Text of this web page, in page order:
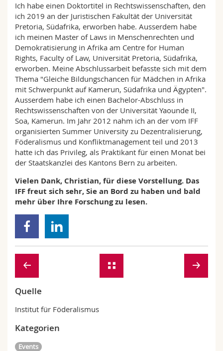
Ich habe einen Doktortitel in Rechtswissenschaften, den
ich 2019 an der Juristischen Fakultät der Universität
Pretoria, Südafrika, erworben habe. Ausserdem habe
ich meinen Master of Laws in Menschenrechten und
Demokratisierung in Afrika am Centre for Human
Rights, Faculty of Law, Universität Pretoria, Südafrika,
erworben. Meine Abschlussarbeit befasste sich mit dem
Thema "Gleiche Bildungschancen für Mädchen in Afrika
mit Schwerpunkt auf Kamerun, Südafrika und Ägypten".
Ausserdem habe ich einen Bachelor-Abschluss in
Rechtswissenschaften von der Universität Yaounde II,
Soa, Kamerun. Im Jahr 2012 nahm ich an der vom IFF
organisierten Summer University zu Dezentralisierung,
Föderalismus und Konfliktmanagement teil und 2013
hatte ich das Privileg, als Praktikant für einen Monat bei
der Staatskanzlei des Kantons Bern zu arbeiten.
Vielen Dank, Christian, für diese Vorstellung. Das
IFF freut sich sehr, Sie an Bord zu haben und bald
mehr über Ihre Forschung zu lesen.
Quelle
Institut für Föderalismus
Kategorien
Events